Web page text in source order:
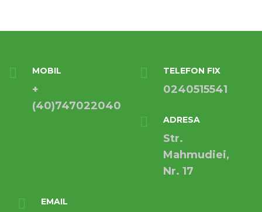
MOBIL
+
(40)747022040
TELEFON FIX
0240515541
ADRESA
Str.
Mahmudiei,
Nr. 17
EMAIL